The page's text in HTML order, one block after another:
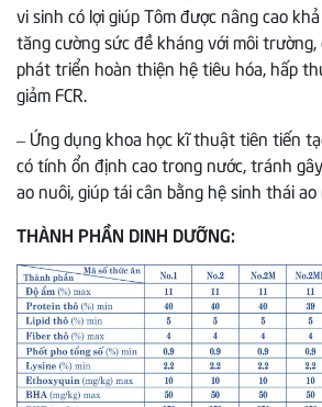
vi sinh có lợi giúp Tôm được nâng cao
tăng cường sức đề kháng với môi
phát triển hoàn thiện hệ tiêu hóa, hấp
giảm FCR.
– Ứng dụng khoa học kĩ thuật tiên tiến
có tính ổn định cao trong nước, tránh
ao nuôi, giúp tái cân bằng hệ sinh thái ao
THÀNH PHẦN DINH DƯỠNG: